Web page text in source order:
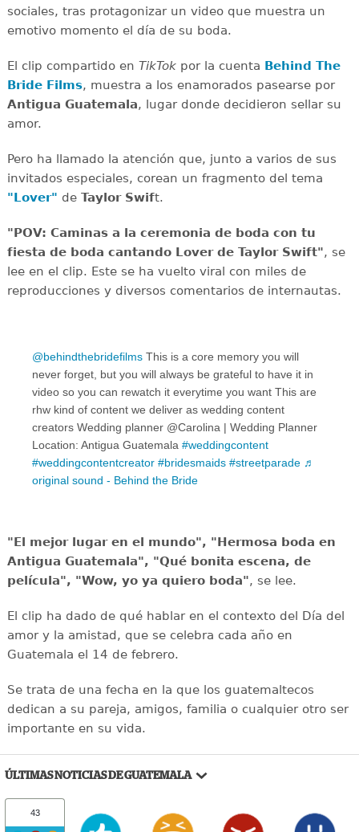
sociales, tras protagonizar un video que muestra un
emotivo momento el día de su boda.
El clip compartido en TikTokpor la cuenta Behind The
Bride Films, muestra a los enamorados pasearse por
Antigua Guatemala, lugar donde decidieron sellar su
amor.
Pero ha llamado la atención que, junto a varios de sus
invitados especiales, corean un fragmento del tema
"Lover" de Taylor Swift.
"POV: Caminas a la ceremonia de boda con tu
fiesta de boda cantando Lover de Taylor Swift", se
lee en el clip. Este se ha vuelto viral con miles de
reproducciones y diversos comentarios de internautas.
@behindthebridefilms This is a core memory you will
never forget, but you will always be grateful to have it in
video so you can rewatch it everytime you want This are
rhw kind of content we deliver as wedding content
creators Wedding planner @Carolina | Wedding Planner
Location: Antigua Guatemala #weddingcontent
#weddingcontentcreator #bridesmaids #streetparade ♬
original sound - Behind the Bride
"El mejor lugar en el mundo", "Hermosa boda en
Antigua Guatemala", "Qué bonita escena, de
película", "Wow, yo ya quiero boda", se lee.
El clip ha dado de qué hablar en el contexto del Día del
amor y la amistad, que se celebra cada año en
Guatemala el 14 de febrero.
Se trata de una fecha en la que los guatemaltecos
dedican a su pareja, amigos, familia o cualquier otro ser
importante en su vida.
ÚLTIMAS NOTICIAS DE GUATEMALA
43